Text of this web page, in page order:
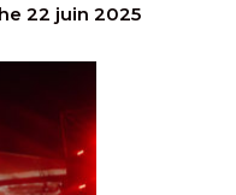
22 juin 2025